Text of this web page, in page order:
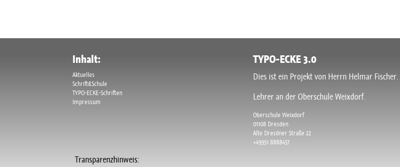
Inhalt:
Aktuelles
Schrift&Schule
TYPO-ECKE-Schriften
Impressum
TYPO-ECKE 3.0
Dies ist ein Projekt von Herrn Helmar Fischer.
Lehrer an der Oberschule Weixdorf.
Oberschule Weixdorf
01108 Dresden
Alte Dresdner Straße 22
+49351 8888457
Transparenzhinweis: